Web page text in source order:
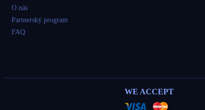
O nás
Partnerský program
FAQ
WE ACCEPT